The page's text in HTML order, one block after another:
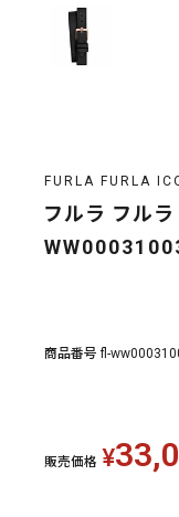
FURLA FURLA
フルラ フル
商品番号 fl-
販売価格 ¥